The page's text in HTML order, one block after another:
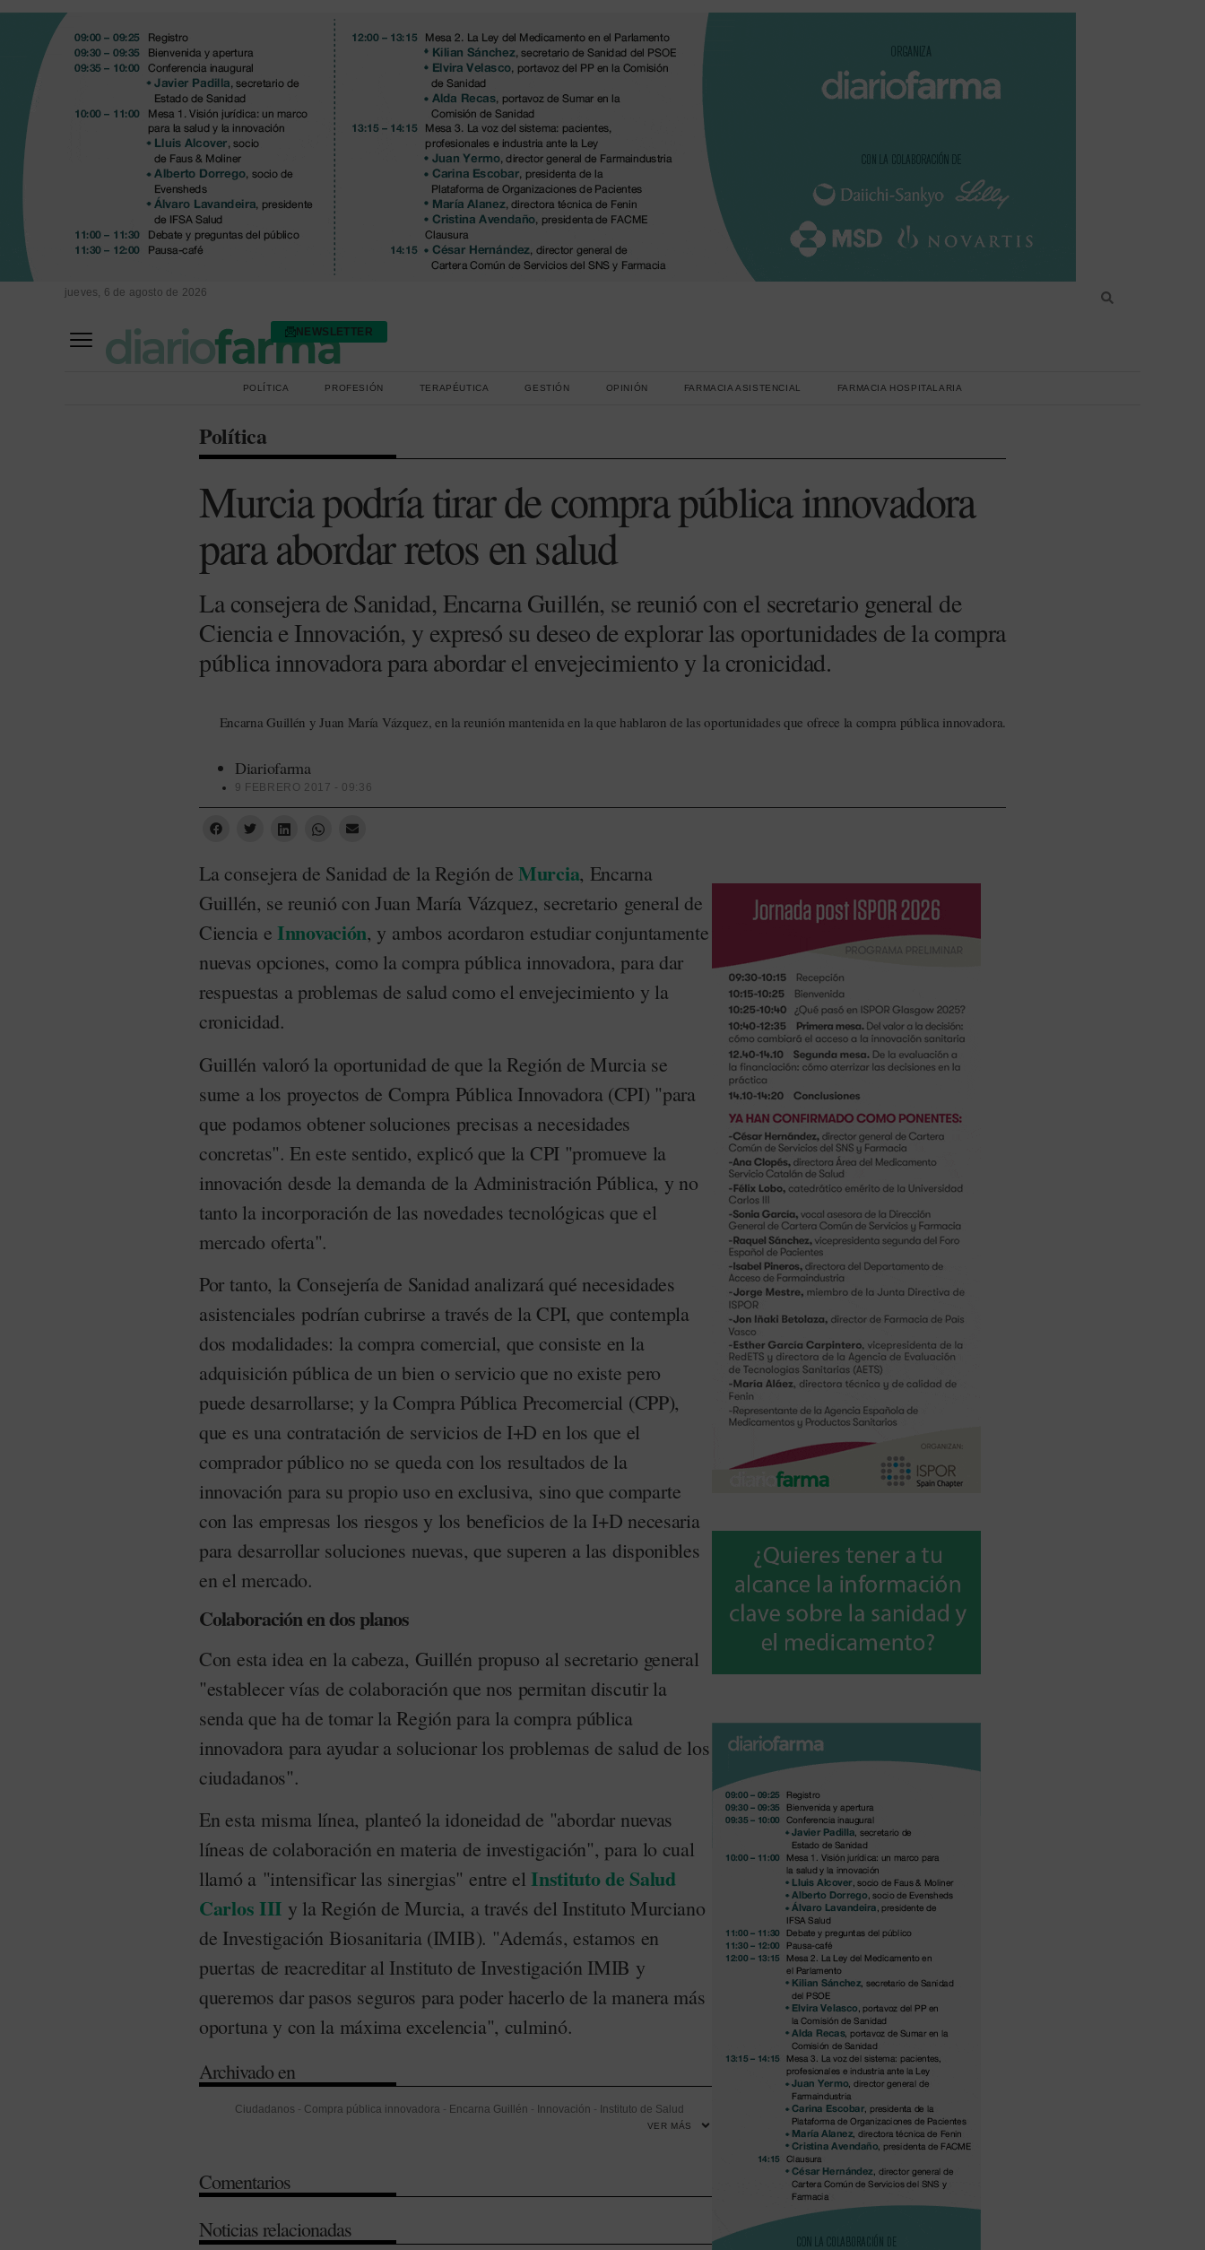
jueves, 6 de agosto de 2026
NEWSLETTER
POLÍTICA PROFESIÓN TERAPÉUTICA GESTIÓN OPINIÓN FARMACIA ASISTENCIAL FARMACIA HOSPITALARIA
Política
Murcia podría tirar de compra pública innovadora
para abordar retos en salud
La consejera de Sanidad, Encarna Guillén, se reunió con el secretario general de
Ciencia e Innovación, y expresó su deseo de explorar las oportunidades de la compra
pública innovadora para abordar el envejecimiento y la cronicidad.
Encarna Guillén y Juan María Vázquez, en la reunión mantenida en la que hablaron de las oportunidades que ofrece la compra pública innovadora.
Diariofarma
9 FEBRERO 2017 - 09:36
La consejera de Sanidad de la Región de Murcia, Encarna
Guillén, se reunió con Juan María Vázquez, secretario general de
Ciencia e Innovación, y ambos acordaron estudiar conjuntamente
nuevas opciones, como la compra pública innovadora, para dar
respuestas a problemas de salud como el envejecimiento y la
cronicidad.
Guillén valoró la oportunidad de que la Región de Murcia se
sume a los proyectos de Compra Pública Innovadora (CPI) "para
que podamos obtener soluciones precisas a necesidades
concretas". En este sentido, explicó que la CPI "promueve la
innovación desde la demanda de la Administración Pública, y no
tanto la incorporación de las novedades tecnológicas que el
mercado oferta".
Por tanto, la Consejería de Sanidad analizará qué necesidades
asistenciales podrían cubrirse a través de la CPI, que contempla
dos modalidades: la compra comercial, que consiste en la
adquisición pública de un bien o servicio que no existe pero
puede desarrollarse; y la Compra Pública Precomercial (CPP),
que es una contratación de servicios de I+D en los que el
comprador público no se queda con los resultados de la
innovación para su propio uso en exclusiva, sino que comparte
con las empresas los riesgos y los beneficios de la I+D necesaria
para desarrollar soluciones nuevas, que superen a las disponibles
en el mercado.
Colaboración en dos planos
Con esta idea en la cabeza, Guillén propuso al secretario general
"establecer vías de colaboración que nos permitan discutir la
senda que ha de tomar la Región para la compra pública
innovadora para ayudar a solucionar los problemas de salud de los
ciudadanos".
En esta misma línea, planteó la idoneidad de "abordar nuevas
líneas de colaboración en materia de investigación", para lo cual
llamó a "intensificar las sinergias" entre elInstituto de Salud
Carlos III y la Región de Murcia, a través del Instituto Murciano
de Investigación Biosanitaria (IMIB). "Además, estamos en
puertas de reacreditar al Instituto de Investigación IMIB y
queremos dar pasos seguros para poder hacerlo de la manera más
oportuna y con la máxima excelencia", culminó.
Archivado en
Ciudadanos - Compra pública innovadora - Encarna Guillén - Innovación - Instituto de Salud
VER MÁS
Comentarios
Noticias relacionadas